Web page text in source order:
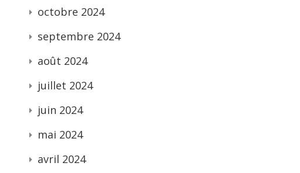
octobre 2024
septembre 2024
août 2024
juillet 2024
juin 2024
mai 2024
avril 2024